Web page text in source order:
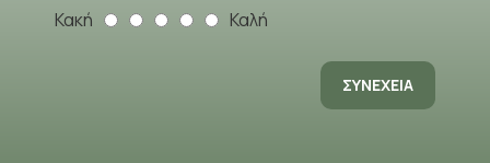
Κακή Καλή
ΣΥΝΈΧΕΙΑ